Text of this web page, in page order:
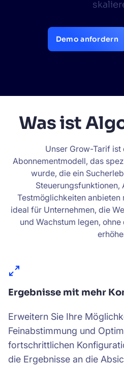
Wird Algolia mit
VORSCHLÄGE
Demo anfordern
Was ist
Unser Grow-Tarif
Abonnementmodell, das
wurde, die ein
Steuerungsfunktionen,
Testmöglichkeiten anbieten
ideal für Unternehmen, die
und Wachstum legen,
Ergebnisse mit mehr
Erweitern Sie Ihre
Feinabstimmung und
fortschrittlichen
die Ergebnisse an die